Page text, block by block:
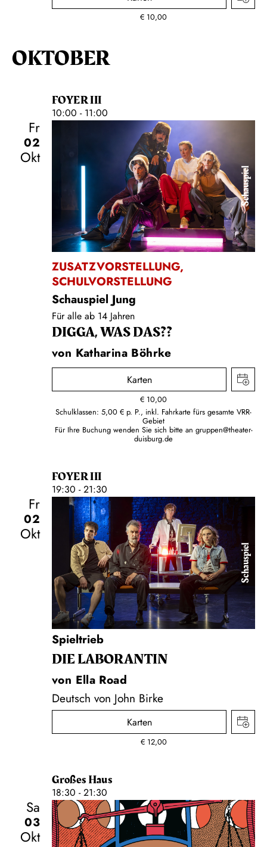
€ 10,00
OKTOBER
FOYER III
10:00 - 11:00
Fr
02
Okt
Schauspiel
ZUSATZVORSTELLUNG,
SCHULVORSTELLUNG
Schauspiel Jung
Für alle ab 14 Jahren
DIGGA, WAS DAS??
von Katharina Böhrke
Karten
€ 10,00
Schulklassen: 5,00 € p. P., inkl. Fahrkarte fürs gesamte VRR-
Gebiet
Für Ihre Buchung wenden Sie sich bitte an gruppen@theater-
duisburg.de
FOYER III
19:30 - 21:30
Fr
02
Okt
Schauspiel
Spieltrieb
DIE LA­BO­RAN­TIN
von Ella Road
Deutsch von John Birke
Karten
€ 12,00
Großes Haus
18:30 - 21:30
Sa
03
Okt